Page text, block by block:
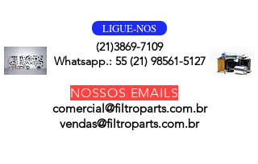
LIGUE-NOS
(21)3869-7109
Whatsapp.: 55 (21) 98561-5127
NOSSOS EMAILS
comercial@filtroparts.com.br
vendas@filtroparts.com.br